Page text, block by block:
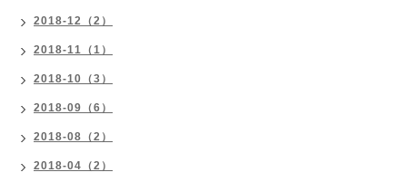
2018-12（2）
2018-11（1）
2018-10（3）
2018-09（6）
2018-08（2）
2018-04（2）